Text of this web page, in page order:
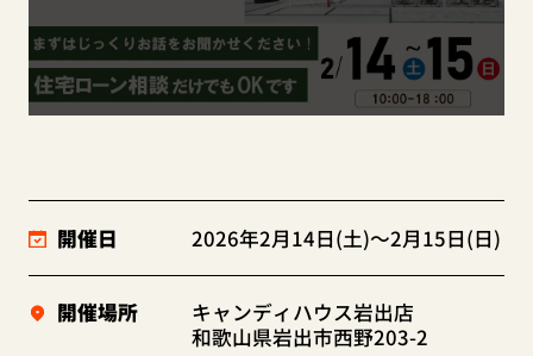
開催日 2026年2月14日(土)～2月15日(日)
開催場所
キャンディハウス岩出店
和歌山県岩出市西野203-2